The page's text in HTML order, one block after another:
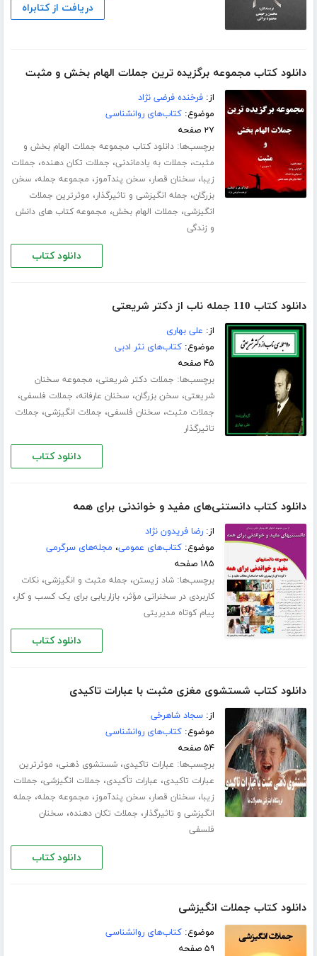
دریافت از کتابراه
دانلود کتاب مجموعه برگزیده ترین جملات الهام بخش و مثبت
از:فرخنده فرضی نژاد
موضوع:کتاب‌های روانشناسی
۲۷ صفحه
برچسب‌ها:دانلود کتاب مجموعه جملات الهام بخش و
مثبت، جملات به یادماندنی، جملات تکان دهنده، جملات
زیبا، سخنان قصار، سخن پندآموز، مجموعه جمله، سخن
بزرگان، جمله انگیزشی و تاثیرگذار، موثرترین جملات
انگیزشی، جملات الهام بخش، مجموعه کتاب های دانش
و زندگی
دانلود کتاب
دانلود کتاب 110 جمله ناب از دکتر شریعتی
از: علی بهاری
موضوع:کتاب‌های نثر ادبی
۴۵ صفحه
برچسب‌ها: جملات دکتر شریعتی، مجموعه سخنان
شریعتی، سخن بزرگان، سخنان عارفانه، جملات فلسفی،
جملات مثبت، سخنان فلسفی، جملات انگیزشی، جملات
تاثیرگذار
دانلود کتاب
دانلود کتاب دانستنی‌های مفید و خواندنی برای همه
از:رضا فریدون نژاد
موضوع:کتاب‌های عمومی، مجله‌های سرگرمی
۱۸۵ صفحه
برچسب‌ها:شاد زیستن، جمله مثبت و انگیزشی،نکات
کاربردی در سخنرانی مؤثر،بازاریابی برای یک کسب و کار،
پیام کوتاه مدیریتی
دانلود کتاب
دانلود کتاب شستشوی مغزی مثبت با عبارات تاکیدی
از:سجاد شاهرخی
موضوع:کتاب‌های روانشناسی
۵۴ صفحه
برچسب‌ها: عبارات تاکیدی،شستشوی ذهنی، موثرترین
عبارات تاکیدی، عبارات تأکیدی، جملات انگیزشی، جملات
زیبا، سخنان قصار، سخن پندآموز، مجموعه جمله، جمله
انگیزشی و تاثیرگذار، جملات تکان دهنده، سخنان
فلسفی
دانلود کتاب
دانلود کتاب جملات انگیزشی
موضوع:کتاب‌های روانشناسی
۵۹ صفحه